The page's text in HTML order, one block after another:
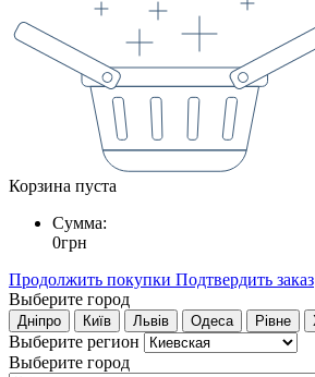
Корзина пуста
Сумма:
0грн
Продолжить покупки Подтвердить заказ
Выберите город
Дніпро Київ Львів Одеса Рівне
Выберите регион
Выберите город